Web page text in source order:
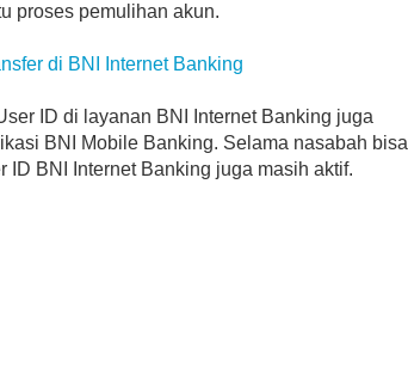
proses pemulihan akun.
di BNI Internet Banking
ID di layanan BNI Internet Banking juga
BNI Mobile Banking. Selama nasabah bisa
ID BNI Internet Banking juga masih aktif.